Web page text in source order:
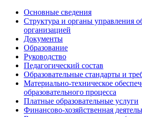
Основные сведения
Структура и органы управления
организацией
Документы
Образование
Руководство
Педагогический состав
Образовательные стандарты и
Материально-техническое
образовательного процесса
Платные образовательные услуги
Финансово-хозяйственная